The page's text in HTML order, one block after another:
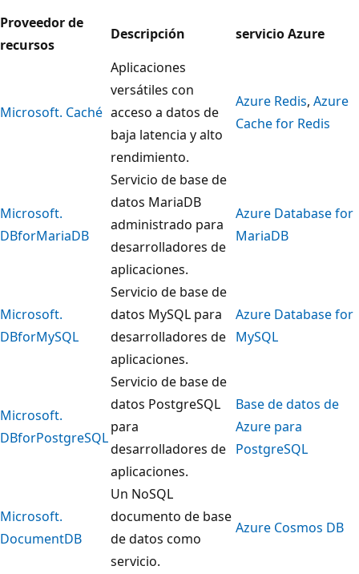
Proveedor de
recursos
Descripción servicio Azure
Microsoft. Caché
Aplicaciones
versátiles con
acceso a datos de
baja latencia y alto
rendimiento.
Azure Redis, Azure
Cache for Redis
Microsoft.
DBforMariaDB
Servicio de base de
datos MariaDB
administrado para
desarrolladores de
aplicaciones.
Azure Database for
MariaDB
Microsoft.
DBforMySQL
Servicio de base de
datos MySQL para
desarrolladores de
aplicaciones.
Azure Database for
MySQL
Microsoft.
DBforPostgreSQL
Servicio de base de
datos PostgreSQL
para
desarrolladores de
aplicaciones.
Base de datos de
Azure para
PostgreSQL
Microsoft.
DocumentDB
Un NoSQL
documento de base
de datos como
servicio.
Azure Cosmos DB